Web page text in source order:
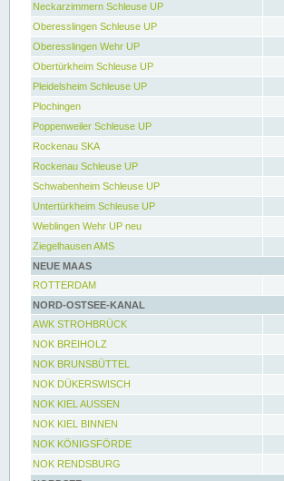
Neckarzimmern Schleuse UP
Oberesslingen Schleuse UP
Oberesslingen Wehr UP
Obertürkheim Schleuse UP
Pleidelsheim Schleuse UP
Plochingen
Poppenweiler Schleuse UP
Rockenau SKA
Rockenau Schleuse UP
Schwabenheim Schleuse UP
Untertürkheim Schleuse UP
Wieblingen Wehr UP neu
Ziegelhausen AMS
NEUE MAAS
ROTTERDAM
NORD-OSTSEE-KANAL
AWK STROHBRÜCK
NOK BREIHOLZ
NOK BRUNSBÜTTEL
NOK DÜKERSWISCH
NOK KIEL AUSSEN
NOK KIEL BINNEN
NOK KÖNIGSFÖRDE
NOK RENDSBURG